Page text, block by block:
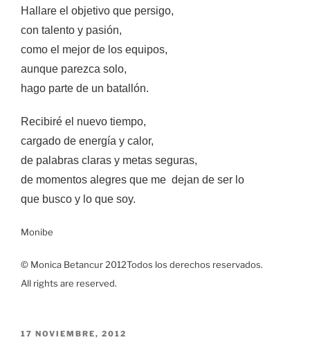
Hallare el objetivo que persigo,
con talento y pasión,
como el mejor de los equipos,
aunque parezca solo,
hago parte de un batallón.
Recibiré el nuevo tiempo,
cargado de energía y calor,
de palabras claras y metas seguras,
de momentos alegres que me dejan de ser lo
que busco y lo que soy.
Monibe
© Monica Betancur 2012Todos los derechos reservados.
All rights are reserved.
PUBLICADO
17 NOVIEMBRE, 2012